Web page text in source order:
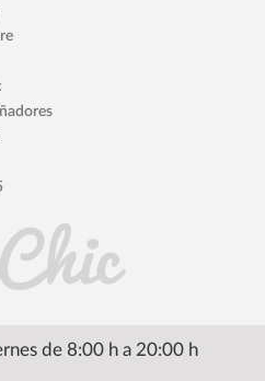
de 8:00 h a 20:00 h